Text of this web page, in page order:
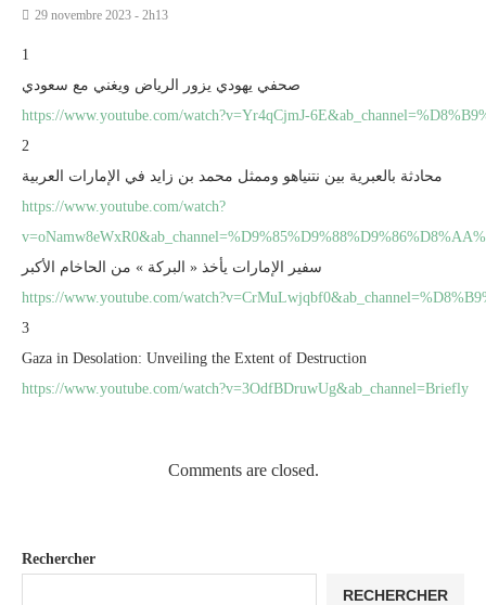
29 novembre 2023 - 2h13
1
صحفي يهودي يزور الرياض ويغني مع سعودي
https://www.youtube.com/watch?v=Yr4qCjmJ-
2
محادثة بالعبرية بين نتنياهو وممثل محمد بن زايد في الإمارات العربية
https://www.youtube.com/watch?
سفير الإمارات يأخذ « البركة » من الحاخام الأكبر
https://www.youtube.com/
3
Gaza in Desolation: Unveiling the Extent of Destruction
https://www.youtube.com/watch?v=3OdfBDruwUg&ab_channel=Briefly
Comments are closed.
Rechercher
RECHERCHER